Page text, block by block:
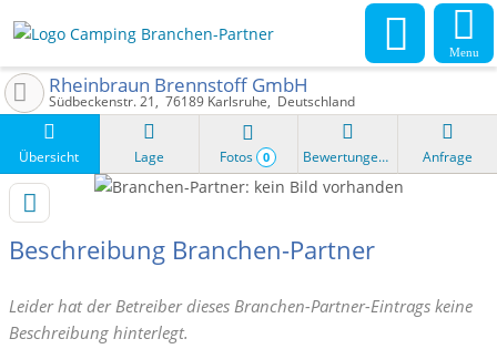
Menu
Rheinbraun Brennstoff GmbH
Südbeckenstr. 21 76189 Karlsruhe Deutschland
Übersicht Lage Fotos 0 Bewertungen Anfrage
Beschreibung Branchen-Partner
Leider hat der Betreiber dieses Branchen-Partner-Eintrags keine
Beschreibung hinterlegt.